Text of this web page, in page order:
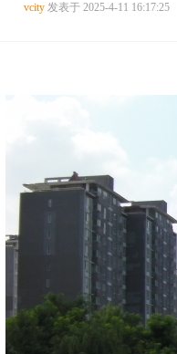
vcity 发表于 2025-4-11 16:17:25